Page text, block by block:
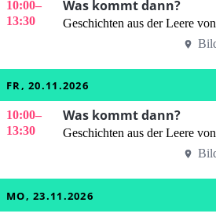
10:00–
13:30
Was kommt dann?
Geschichten aus der Leere
FR, 20.11.2026
10:00–
13:30
Was kommt dann?
Geschichten aus der Leere
MO, 23.11.2026